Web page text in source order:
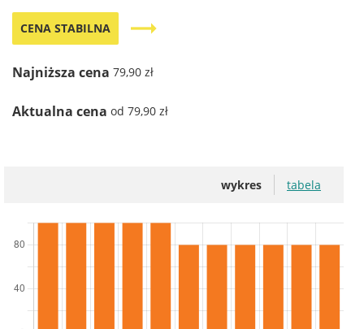
CENA STABILNA trending_flat
Najniższa cena 79,90 zł
Aktualna cena od 79,90 zł
wykres tabela